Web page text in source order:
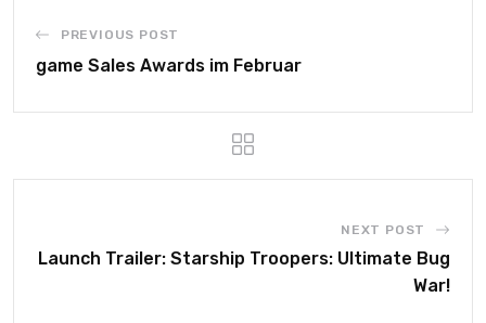
PREVIOUS POST
game Sales Awards im Februar
NEXT POST
Launch Trailer: Starship Troopers: Ultimate Bug
War!